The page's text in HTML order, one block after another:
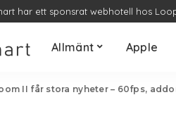
har ett sponsrat webhotell hos
Allmänt Apple
II får stora nyheter – 60fps,